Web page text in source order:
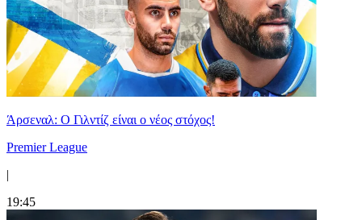
Άρσεναλ: Ο Γιλντίζ είναι ο νέος στόχος!
Premier League
|
19:45